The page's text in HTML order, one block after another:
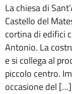
La chiesa di
Castello del
cortina di edifici
Antonio. La
e si collega al
piccolo centro.
occasione del […]